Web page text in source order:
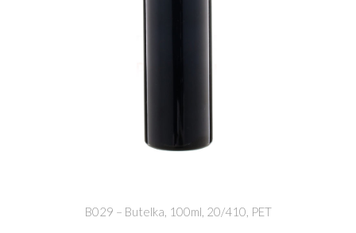
B029 – Butelka, 100ml, 20/410, PET